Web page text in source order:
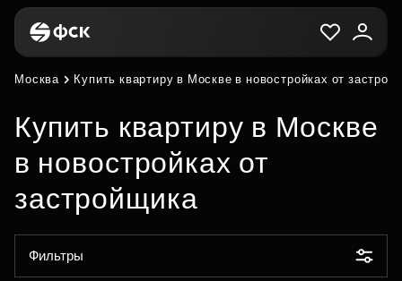
Москва Купить квартиру в Москве в новостройках от
Купить квартиру в Москве
в новостройках от
застройщика
Фильтры